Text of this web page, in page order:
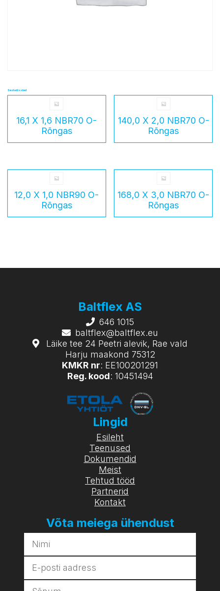
Seotud tooted
16,1 X 1,6 NBR70 O-
Rõngas
140,0 X 2,0 NBR70 O-
Rõngas
12,0 X 1,0 NBR90 O-
Rõngas
168,0 X 3,0 NBR70 O-
Rõngas
Baltflex AS
646 1015
baltflex@baltflex.eu
Läike tee 24 Peetri alevik, Rae vald
Harju maakond 75312
KMKR nr: EE100201291
Reg. kood: 10451494
Lingid
Esileht
Teenused
Dokumendid
Meist
Tehtud tööd
Partnerid
Kontakt
Võta meiega ühendust